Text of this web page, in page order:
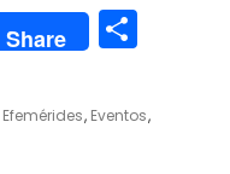
Share
m
Efemérides, Eventos,